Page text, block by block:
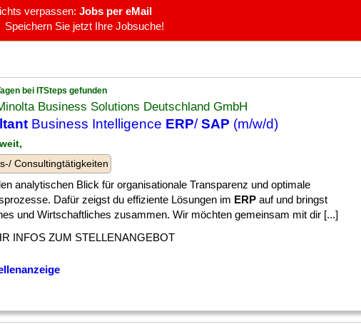
verpassen: Jobs per eMail
Speichern Sie jetzt Ihre Jobsuche!
bei ITSteps gefunden
Business Solutions Deutschland GmbH
Business Intelligence ERP/SAP (m/w/d)
Consultingtätigkeiten
analytischen Blick für organisationale Transparenz und optimale
Dafür zeigst du effiziente Lösungen im ERP auf und bringst
und Wirtschaftliches zusammen. Wir möchten gemeinsam mit dir [...]
INFOS ZUM STELLENANGEBOT